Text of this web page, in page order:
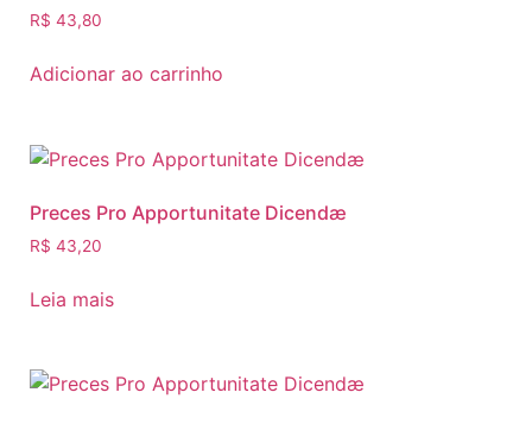
R$ 43,80
Adicionar ao carrinho
Preces Pro Apportunitate Dicendæ
R$ 43,20
Leia mais